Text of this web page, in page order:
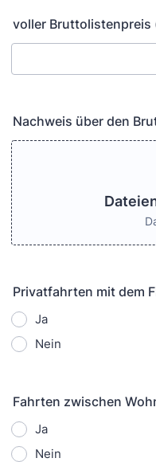
voller Bruttolistenpreis
Nachweis über den
Privatfahrten mit dem
Ja
Nein
Fahrten zwischen
Ja
Nein